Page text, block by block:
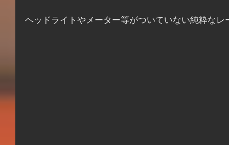
ヘッドライトやメーター等がついていない純粋なレ